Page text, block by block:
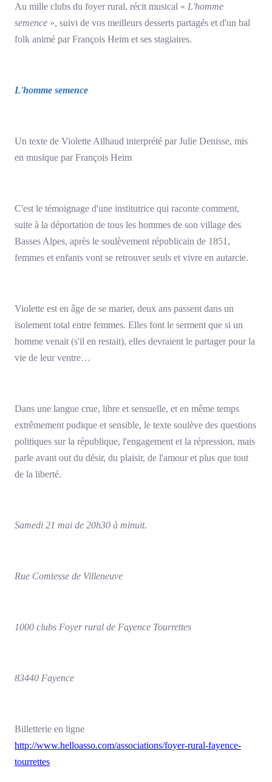
Au mille clubs du foyer rural, récit musical « L'homme
semence », suivi de vos meilleurs desserts partagés et d'un bal
folk animé par François Heim et ses stagiaires.
L'homme semence
Un texte de Violette Ailhaud interprété par Julie Denisse, mis
en musique par François Heim
C'est le témoignage d'une institutrice qui raconte comment,
suite à la déportation de tous les hommes de son village des
Basses Alpes, après le soulèvement républicain de 1851,
femmes et enfants vont se retrouver seuls et vivre en autarcie.
Violette est en âge de se marier, deux ans passent dans un
isolement total entre femmes. Elles font le serment que si un
homme venait (s'il en restait), elles devraient le partager pour la
vie de leur ventre…
Dans une langue crue, libre et sensuelle, et en même temps
extrêmement pudique et sensible, le texte soulève des questions
politiques sur la république, l'engagement et la répression, mais
parle avant out du désir, du plaisir, de l'amour et plus que tout
de la liberté.
Samedi 21 mai de 20h30 à minuit.
Rue Comtesse de Villeneuve
1000 clubs Foyer rural de Fayence Tourrettes
83440 Fayence
Billetterie en ligne
http://www.helloasso.com/associations/foyer-rural-fayence-
tourrettes